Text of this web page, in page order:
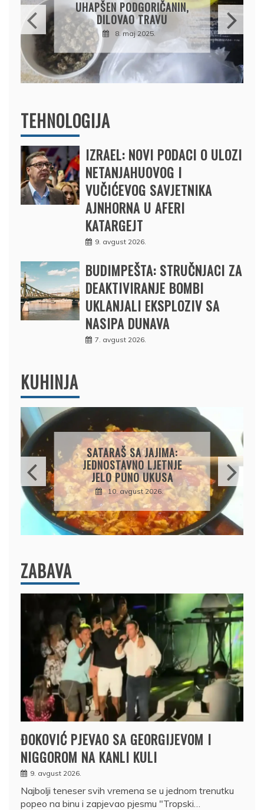
PRODAO TUĐI BMW,
DRŽAVU NAPUSTIO
BRODOM
12. februar 2025.
TEHNOLOGIJA
IZRAEL: NOVI PODACI O ULOZI
NETANJAHUOVOG I
VUČIĆEVOG SAVJETNIKA
AJNHORNA U AFERI
KATARGEJT
9. avgust 2026.
BUDIMPEŠTA: STRUČNJACI ZA
DEAKTIVIRANJE BOMBI
UKLANJALI EKSPLOZIV SA
NASIPA DUNAVA
7. avgust 2026.
KUHINJA
GRČKA MUSAKA: SOČNA,
KREMASTA I PUNA
MEDITERANSKIH UKUSA
10. avgust 2026.
ZABAVA
ĐOKOVIĆ PJEVAO SA GEORGIJEVOM I
NIGGOROM NA KANLI KULI
9. avgust 2026.
Najbolji teneser svih vremena se u jednom trenutku
popeo na binu i zapjevao pjesmu "Tropski…